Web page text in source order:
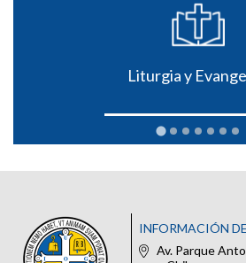
Liturgia y
INFORMACIÓN
Av. Parque